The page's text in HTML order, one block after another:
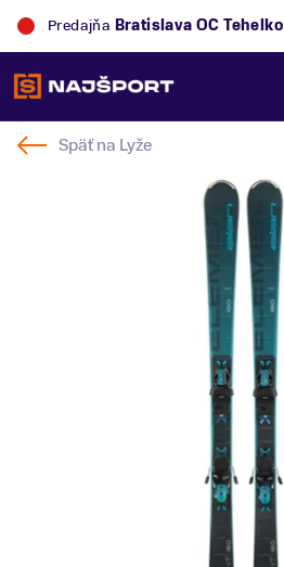
Predajňa Bratislava OC Tehelko
Späť na Lyže